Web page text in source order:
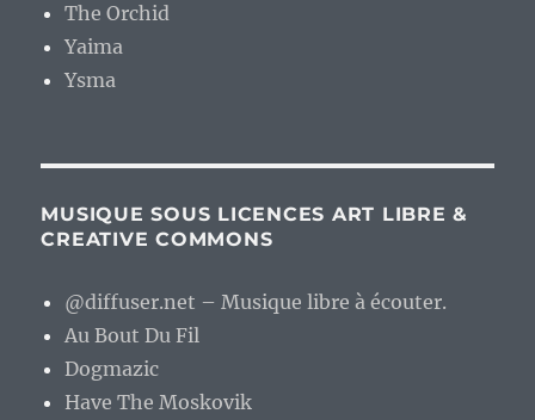
The Orchid
Yaima
Ysma
MUSIQUE SOUS LICENCES ART LIBRE &
CREATIVE COMMONS
@diffuser.net – Musique libre à écouter.
Au Bout Du Fil
Dogmazic
Have The Moskovik